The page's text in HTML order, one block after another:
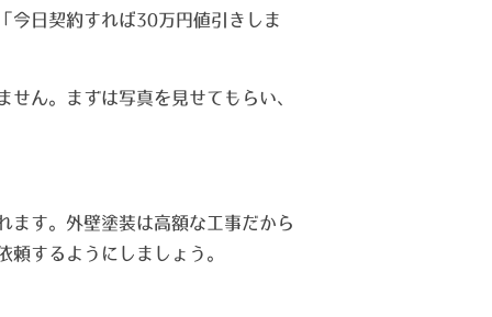
今日契約すれば30万円値引きしま
ん。まずは写真を見せてもらい、
ます。外壁塗装は高額な工事だから
するようにしましょう。